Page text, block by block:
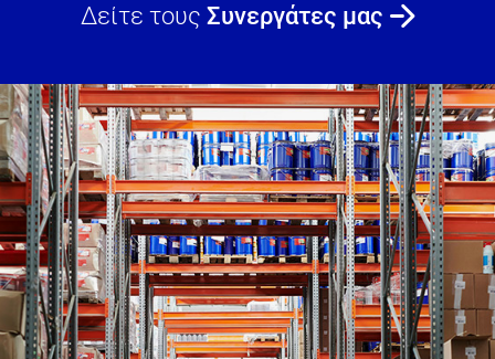
Δείτε τους Συνεργάτες μας